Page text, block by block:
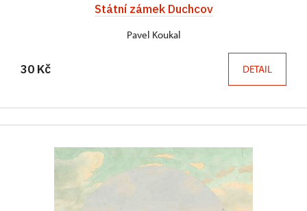
Státní zámek Duchcov
Pavel Koukal
30 Kč DETAIL